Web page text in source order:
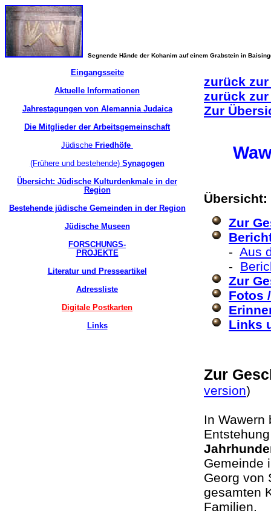
Segnende Hände der Kohanim auf einem Grabstein in
Eingangsseite
Aktuelle Informationen
Jahrestagungen von Alemannia Judaica
Die Mitglieder der Arbeitsgemeinschaft
Jüdische Friedhöfe
(Frühere und bestehende)Synagogen
Übersicht: Jüdische Kulturdenkmale in der
Region
Bestehende jüdische Gemeinden in der Region
Jüdische Museen
FORSCHUNGS-
PROJEKTE
Literatur und Presseartikel
Adressliste
Digitale Postkarten
Links
zurück
zurück
Zur
Übersicht:
Zur
- Aus
-
Zur
Fotos
Links
Zur
version)
In Wawern
Gemeinde
Georg von
gesamten
Familien.